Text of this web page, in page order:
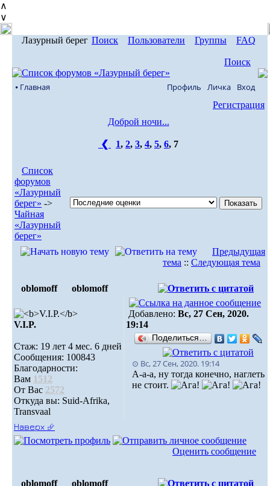
∧
∨
Лазурный берег Поиск Пользователи Группы FAQ
Поиск
⦁ Главная Профиль Личка Вход
Регистрация
Доброй ночи...
❮ 1, 2, 3, 4, 5, 6, 7
Список
форумов
«Лазурный
берег» ->
Чайная
«Лазурный
берег»
Предыдущая
тема :: Следующая тема
oblomoff oblomoff
V.I.P.
Стаж: 19 лет 4 мес. 6 дней
Сообщения: 100843
Благодарности:
Вам 1512
От Вас 2572
Откуда вы: Suid-Afrika,
Transvaal
Добавлено: Вс, 27 Сен, 2020.
19:14
Поделиться…
⊙ Вс, 27 Сен, 2020. 19:14
А-а-а, ну тогда конечно, наглеть
не стоит.
Наверх ⮵
Оценить сообщение
oblomoff oblomoff